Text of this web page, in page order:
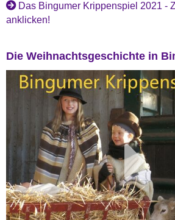
Das Bingumer Krippenspiel 2021 -
anklicken!
Die Weihnachtsgeschichte in